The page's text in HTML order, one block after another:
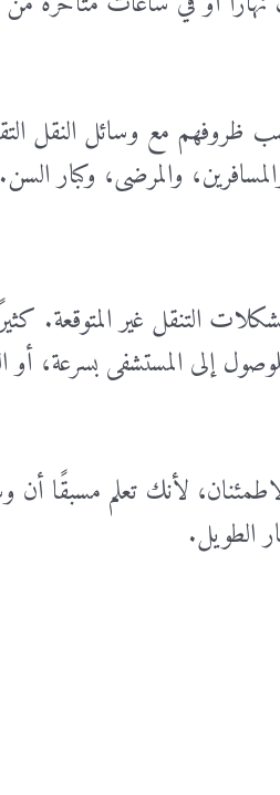
مع وسائل النقل
والمرضى، وكبار السن.
التنقل غير المتوقعة.
إلى المستشفى بسرعة، أو
يمنح شعورًا بالاطمئنان، لأنك تعلم مسبقًا
الطويل.